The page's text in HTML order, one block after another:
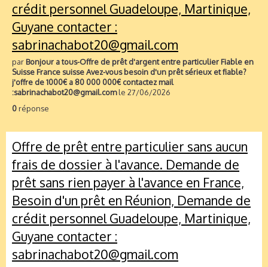
crédit personnel Guadeloupe, Martinique,
Guyane contacter :
sabrinachabot20@gmail.com
parBonjour a tous-Offre de prêt d'argent entre particulier Fiable en
Suisse France suisse Avez-vous besoin d'un prêt sérieux et fiable?
j'offre de 1000€ a 80 000 000€ contactez mail
:sabrinachabot20@gmail.comle 27/06/2026
0réponse
Offre de prêt entre particulier sans aucun
frais de dossier à l'avance. Demande de
prêt sans rien payer à l'avance en France,
Besoin d'un prêt en Réunion, Demande de
crédit personnel Guadeloupe, Martinique,
Guyane contacter :
sabrinachabot20@gmail.com